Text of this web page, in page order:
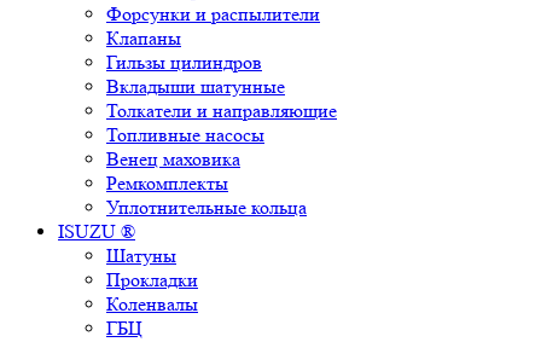
Форсунки и распылители
Клапаны
Гильзы цилиндров
Вкладыши шатунные
Толкатели и направляющие
Топливные насосы
Венец маховика
Ремкомплекты
Уплотнительные кольца
ISUZU ®
Шатуны
Прокладки
Коленвалы
ГБЦ